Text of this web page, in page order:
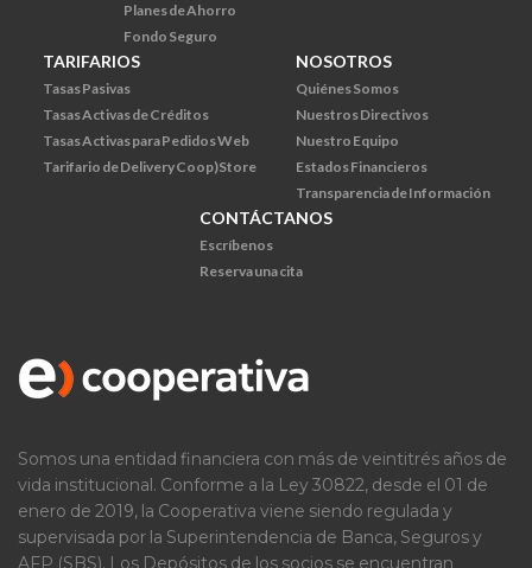
Planes de Ahorro
Fondo Seguro
TARIFARIOS
Tasas Pasivas
Tasas Activas de Créditos
Tasas Activas para Pedidos Web
Tarifario de Delivery Coop)Store
NOSOTROS
Quiénes Somos
Nuestros Directivos
Nuestro Equipo
Estados Financieros
Transparencia de Información
CONTÁCTANOS
Escríbenos
Reserva una cita
Somos una entidad financiera con más de veintitrés años de
vida institucional. Conforme a la Ley 30822, desde el 01 de
enero de 2019, la Cooperativa viene siendo regulada y
supervisada por la Superintendencia de Banca, Seguros y
AFP (SBS). Los Depósitos de los socios se encuentran